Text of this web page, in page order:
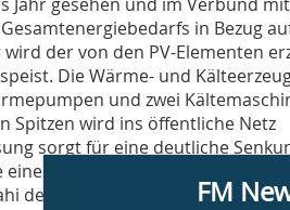
in Bezug
der von den PV-Elementen
Die Wärme- und
und zwei
Spitzen wird ins öffentliche Netz
sorgt für eine deutliche
deutlich leichtere Vermietung
den Mehrwert zusammen.
FM